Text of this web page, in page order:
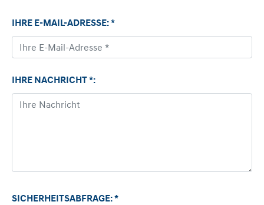
IHRE E-MAIL-ADRESSE: *
IHRE NACHRICHT *:
SICHERHEITSABFRAGE: *